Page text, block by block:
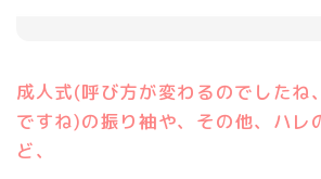
成人式(呼び方が変わるのでしたね
ですね)の振り袖や、その他、ハレ
ど、